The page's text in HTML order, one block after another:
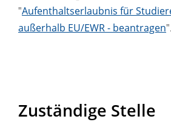
"Aufenthaltserlaubnis für
außerhalb EU/EWR - beantragen".
Zuständige Stelle